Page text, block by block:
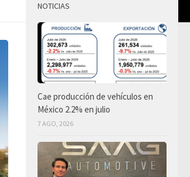
NOTICIAS
Cae producción de vehículos en
México 2.2% en julio
7 AGO, 2026